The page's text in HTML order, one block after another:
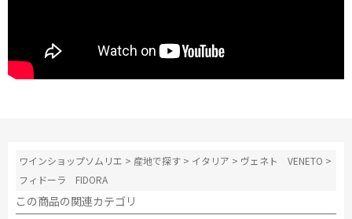
ワインショップソムリエ > 産地で探す > イタリア > ヴェネト VENETO >
フィドーラ FIDORA
この商品の関連カテゴリ